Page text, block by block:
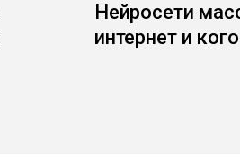
Нейросети
интернет и